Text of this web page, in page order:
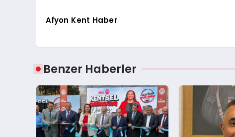
Afyon Kent Haber
Benzer Haberler